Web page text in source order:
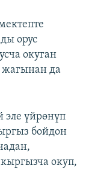
орус
окуган
жагынан да
эле үйрөнүп
бойдон
окуп,